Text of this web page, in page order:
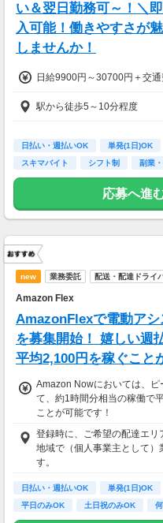
い＆翌日勤務可～！＼
入可能！働きやすさが
しませんか！
日給9900円～30700円＋交
駅から徒歩5～10分程度
日払い・週払いOK 単発(1日)OK
スキマバイト
シフト制 副業
応募へ進
new 業務委託 配送・配達ドライ
Amazon Flex
AmazonFlexで電動ア
を募集開始！ 嬉しい週
平均2,100円を稼ぐこと
Amazon Nowにおいては、ピ
て、約1時間分相当の稼働で
ことが可能です！
登録時に、ご希望の配達エリ
地域で（個人事業主として）
す。
日払い・週払いOK 単発(1日)OK
平日のみOK
土日祝のみOK